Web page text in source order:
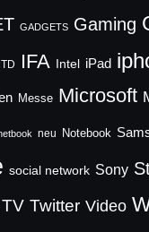
GADGETS Gaming
IFA Intel iPad
Messe Microsoft
neu Notebook
social network Sony
TV Twitter Video